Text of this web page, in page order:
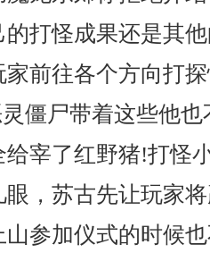
的打怪成果还是其
前往各个方向打
僵尸带着这些他
宰了红野猪!打怪
，苏古先让玩家
参加仪式的时候